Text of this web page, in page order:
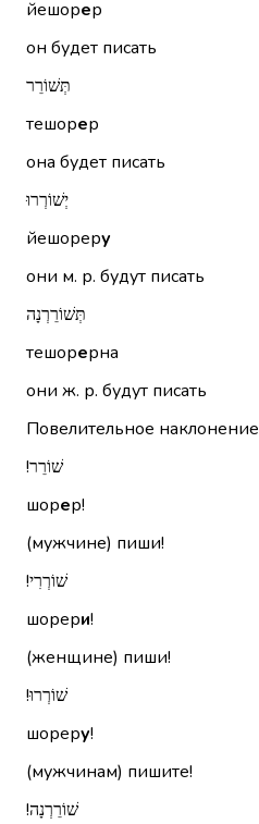
йешорер
он будет писать
תְּשׁוֹרֵר
тешорер
она будет писать
יְשׁוֹרְרוּ
йешореру
они м. р. будут писать
תְּשׁוֹרֵרְנָה
тешорерна
они ж. р. будут писать
Повелительное наклонение
שׁוֹרֵר!‏
шорер!
(мужчине) пиши!
שׁוֹרְרִי!‏
шорери!
(женщине) пиши!
שׁוֹרְרוּ!‏
шореру!
(мужчинам) пишите!
שׁוֹרֵרְנָה!‏